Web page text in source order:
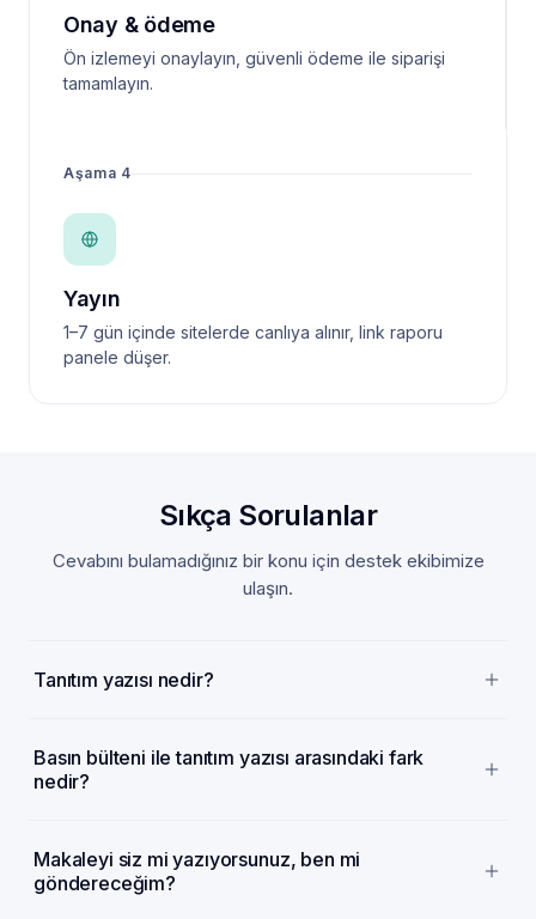
Onay & ödeme
Ön izlemeyi onaylayın, güvenli ödeme ile siparişi
tamamlayın.
Aşama 4
Yayın
1–7 gün içinde sitelerde canlıya alınır, link raporu
panele düşer.
Sıkça Sorulanlar
Cevabını bulamadığınız bir konu için destek ekibimize
ulaşın.
Tanıtım yazısı nedir?
Basın bülteni ile tanıtım yazısı arasındaki fark
nedir?
Makaleyi siz mi yazıyorsunuz, ben mi
göndereceğim?